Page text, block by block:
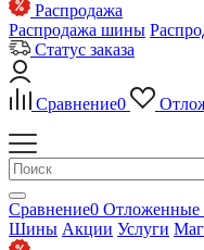
Распродажа
Распродажа шины
Статус заказа
Сравнение0
Сравнение0 Отложенные
Шины Акции Услуги